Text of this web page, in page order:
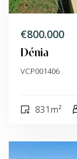
€800.000
Dénia
VCP001406
831m²